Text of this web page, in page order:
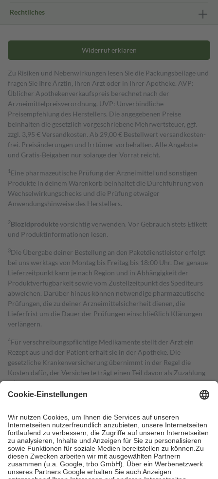
Rechtliches
Widerruf erklären
Zu Risiken und Nebenwirkungen lesen Sie die Packungsbeilage und
fragen Sie Ihre Ärztin, Ihren Arzt oder in Ihrer Apotheke. AVP:
Üblicher Apothekenverkaufspreis berechnet nach der
Arzneimittelpreisverordnung. UVP: Unverbindliche
Preisempfehlung des Herstellers. Die angegebenen Preise
beinhalten die gesetzlich vorgeschriebene Mehrwertsteuer, ggf.
zzgl. 3,95 € Versandkosten. Ab 29,00 € Bestell­wert versand­kosten­
frei. Preisänderungen und Irrtümer vorbehalten. Alle Angebote
und Gratis-Beigaben nur solange der Vorrat reicht.
1 Eine pharmazeutische Prüfung der Arzneimittel und sonstigen
Produkte in deinem Warenkorb beinhaltet die Durchführung von
Wechselwirkungschecks und die Prüfung etwaiger
Anwendungshinweise des Herstellers.
2Biozidproduktevorsichtig verwenden. Vor Gebrauch stets Etikett
und Produktinformationen lesen.
3Die Übergabe deiner Bestellung an den Paketdienstleister erfolgt
bei uns werktags von Montag bis Freitag bis 18:00 Uhr. Der genaue
Lieferzeitpunkt kann je nach Region und in Abhängigkeit der
Produktverfügbarkeit sowie vom Zustellzeitpunkt des Spediteurs
abweichen. Darüber hinaus können notwendige pharmazeutische
Prüfungen, die zu deiner Arzneimittelsicherheit dienen, die
Lieferfrist um die Dauer der Prüfungen einschließlich Klärungen
verlängern.
4Für verschreibungspflichtige Medikamente stellt der Arzt ein
Rezept aus und der Patient erhält sie in der Apotheke. Die
gesetzliche Krankenversicherung übernimmt in der Regel die
Kosten dafür, der Versicherte trägt einen Teil davon als Zuzahlung
mit.
Grundsätzlich leisten Mitglieder Zuzahlungen in Höhe von zehn
höchstens zehn Euro.
Es sind jedoch nie mehr als die tatsächlichen
Kosten der Leistung zu entrichten.
Diese Regeln gelten grundsätzlich auch für Online-Apotheken.
Bei Heilmitteln und häuslicher Krankenpflege beträgt die
Zuzahlung zehn Prozent der Kosten sowie zehn Euro je
Verordnung.
Um das Engagement der Versicherten für ihre eigene Gesundheit zu